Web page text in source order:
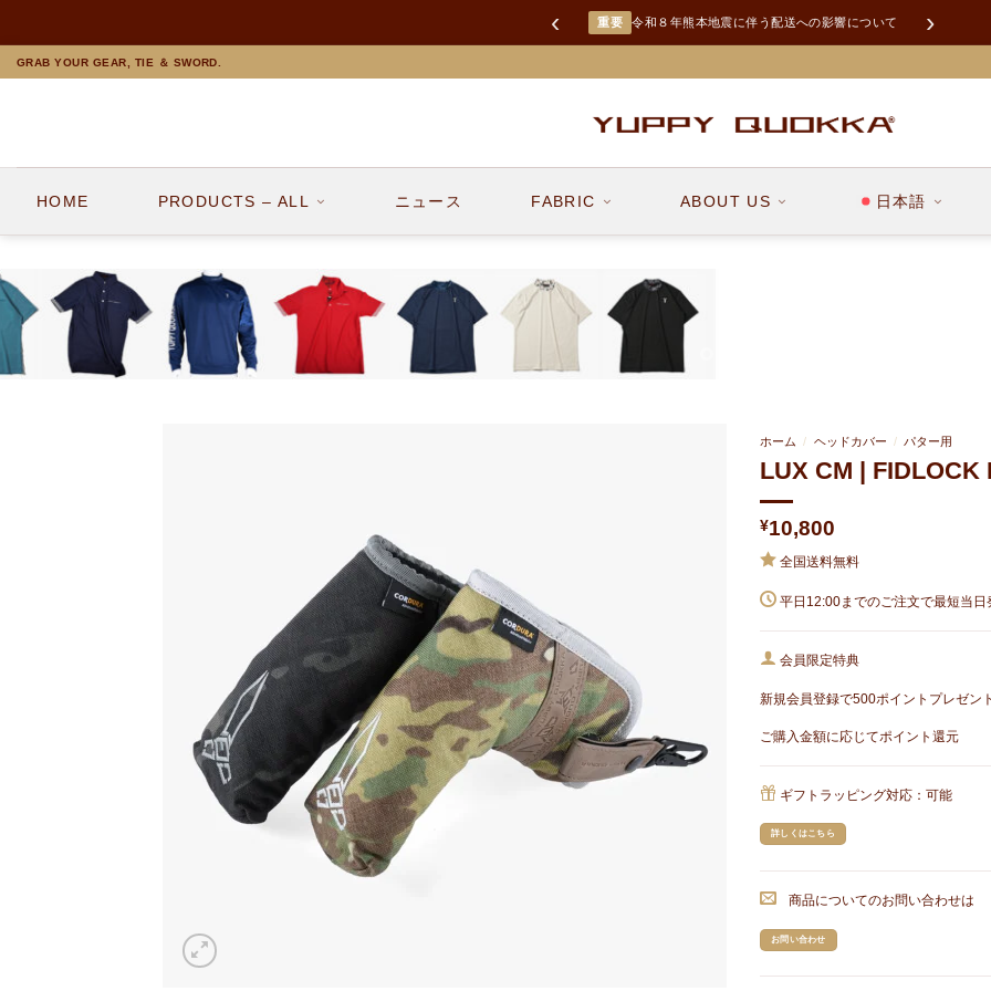
‹ LINEお友達追加で限定クーポンGET！ ›
Skip
to
GRAB YOUR GEAR, TIE ＆ SWORD.
HOME PRODUCTS – ALL ニュース FABRIC ABOUT US 日本語
ホーム / ヘッドカバー / パター用
LUX CM | FIDLOCK
¥10,800
全国送料無料
平日12:00までのご注文で最短当日
会員限定特典
新規会員登録で500ポイントプレゼン
ご購入金額に応じてポイント還元
ギフトラッピング対応：可能
詳しくはこちら
商品についてのお問い合わせは
お問い合わせ